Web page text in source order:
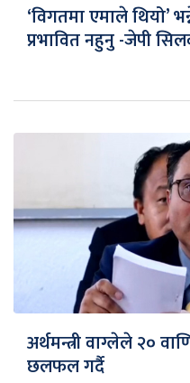
‘विगतमा एमाले थियो’
प्रभावित नहुनु -जेपी
अर्थमन्त्री वाग्लेले २०
छलफल गर्दै